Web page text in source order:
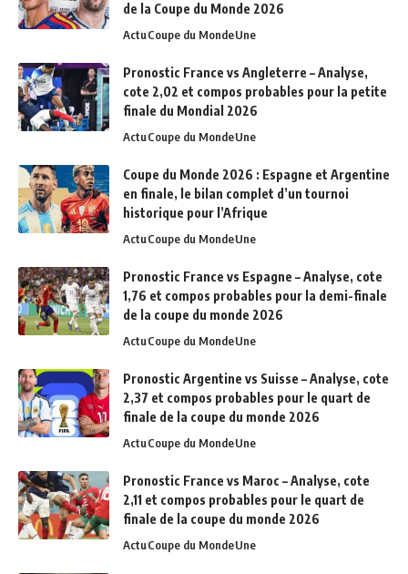
de la Coupe du Monde 2026
ActuCoupe du MondeUne
Pronostic France vs Angleterre – Analyse,
cote 2,02 et compos probables pour la petite
finale du Mondial 2026
ActuCoupe du MondeUne
Coupe du Monde 2026 : Espagne et Argentine
en finale, le bilan complet d’un tournoi
historique pour l’Afrique
ActuCoupe du MondeUne
Pronostic France vs Espagne – Analyse, cote
1,76 et compos probables pour la demi-finale
de la coupe du monde 2026
ActuCoupe du MondeUne
Pronostic Argentine vs Suisse – Analyse, cote
2,37 et compos probables pour le quart de
finale de la coupe du monde 2026
ActuCoupe du MondeUne
Pronostic France vs Maroc – Analyse, cote
2,11 et compos probables pour le quart de
finale de la coupe du monde 2026
ActuCoupe du MondeUne